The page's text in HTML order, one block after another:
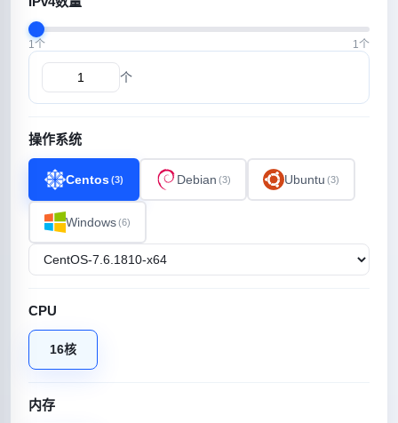
1个 1个
个
操作系统
Centos(3) Debian (3) Ubuntu (3)
Windows(6)
CPU
16核
内存